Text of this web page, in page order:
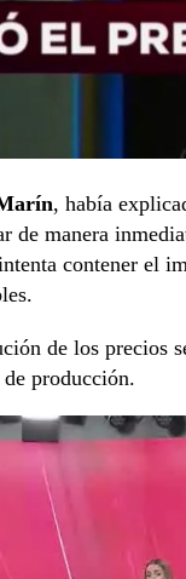
, había
de manera
contener el
de los precios
producción.